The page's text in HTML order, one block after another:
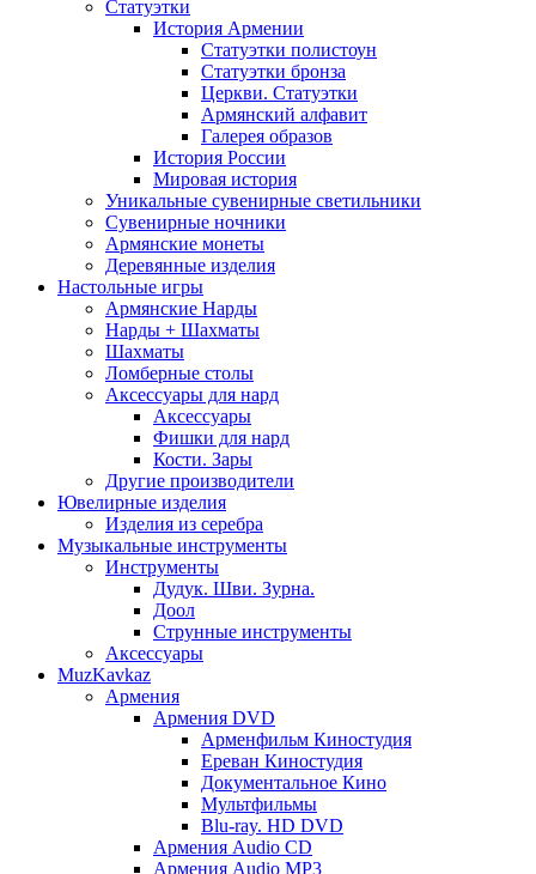
Статуэтки
История Армении
Статуэтки полистоун
Статуэтки бронза
Церкви. Статуэтки
Армянский алфавит
Галерея образов
История России
Мировая история
Уникальные сувенирные светильники
Сувенирные ночники
Армянские монеты
Деревянные изделия
Настольные игры
Армянские Нарды
Нарды + Шахматы
Шахматы
Ломберные столы
Аксессуары для нард
Аксессуары
Фишки для нард
Кости. Зары
Другие производители
Ювелирные изделия
Изделия из серебра
Музыкальные инструменты
Инструменты
Дудук. Шви. Зурна.
Доол
Струнные инструменты
Аксессуары
MuzKavkaz
Армения
Армения DVD
Арменфильм Киностудия
Ереван Киностудия
Документальное Кино
Мультфильмы
Blu-ray. HD DVD
Армения Audio CD
Армения Audio MP3